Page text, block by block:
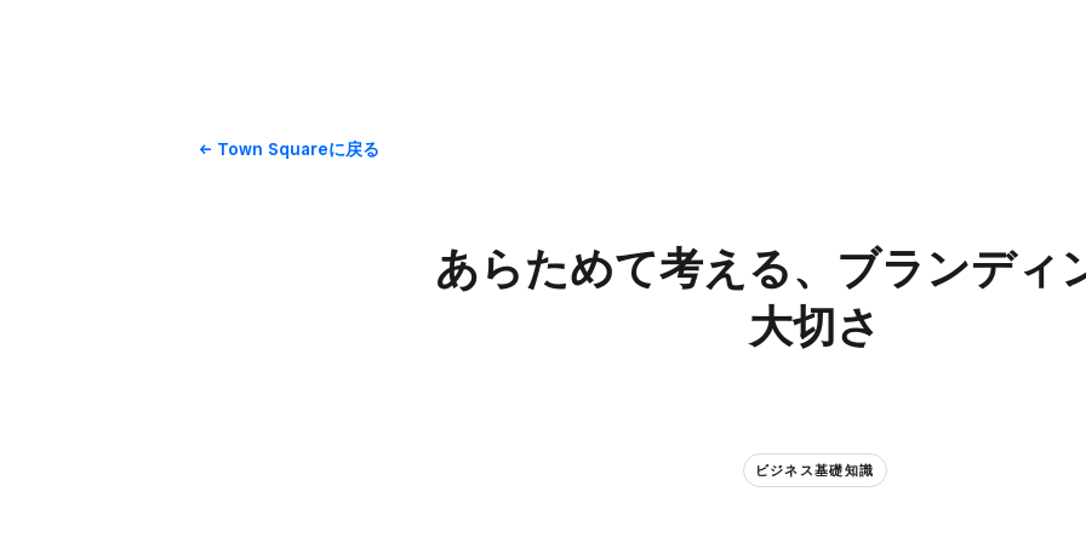
Town Squareに​戻る
あらためて​考える、​ブランディ
大切さ
ビジネス基礎知識